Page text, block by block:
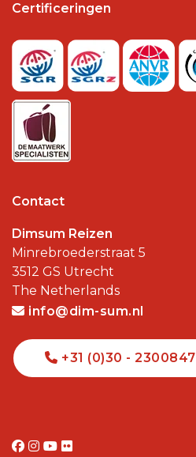
Certificeringen
Contact
Dimsum Reizen
Minrebroederstraat 5
3512 GS Utrecht
The Netherlands
info@dim-sum.nl
+31 (0)30 - 2300847